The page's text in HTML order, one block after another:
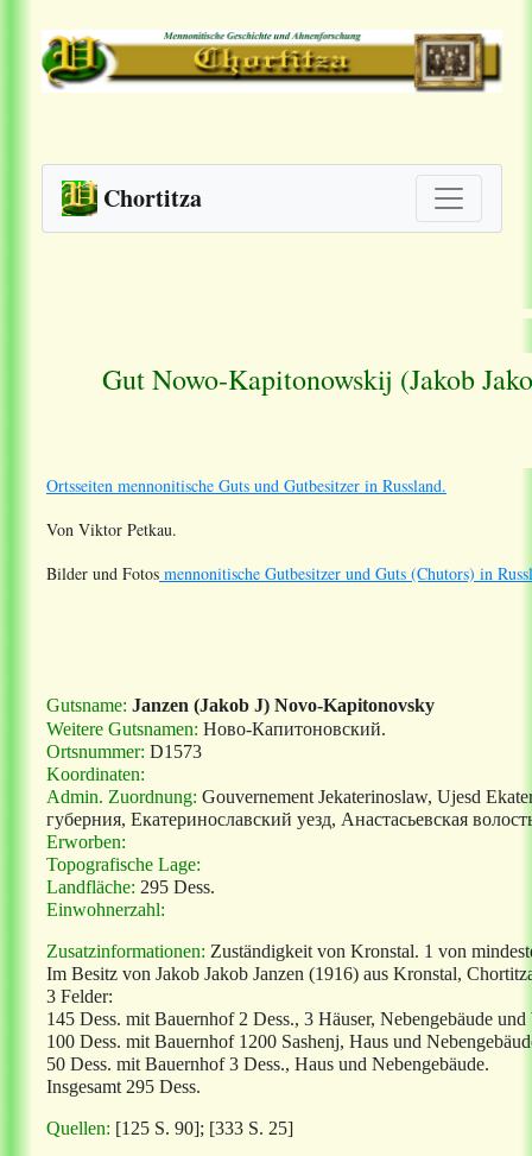
Chortitza
Gut Nowo-Kapitonowskij (Jakob
Ortsseiten mennonitische Guts und Gutbesitzer in Russland.
Von Viktor Petkau.
Bilder und Fotos mennonitische Gutbesitzer und Guts (Chutors) in
Gutsname: Janzen (Jakob J) Novo-Kapitonovsky
Weitere Gutsnamen: Ново-Капитоновский.
Ortsnummer: D1573
Koordinaten:
Admin. Zuordnung: Gouvernement Jekaterinoslaw, Ujesd
губерния, Екатеринославский уезд, Анастасьевская
Erworben:
Topografische Lage:
Landfläche: 295 Dess.
Einwohnerzahl:
Zusatzinformationen: Zuständigkeit von Kronstal. 1 von
Im Besitz von Jakob Jakob Janzen (1916) aus Kronstal,
3 Felder:
145 Dess. mit Bauernhof 2 Dess., 3 Häuser, Nebengebäude
100 Dess. mit Bauernhof 1200 Sashenj, Haus und
50 Dess. mit Bauernhof 3 Dess., Haus und Nebengebäude.
Insgesamt 295 Dess.
Quellen: [125 S. 90]; [333 S. 25]